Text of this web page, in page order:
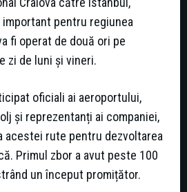
pentru regiunea
fi operat de două ori pe
zi de luni și vineri.
oficiali ai aeroportului,
și reprezentanți ai companiei,
acestei rute pentru dezvoltarea
Primul zbor a avut peste 100
un început promițător.